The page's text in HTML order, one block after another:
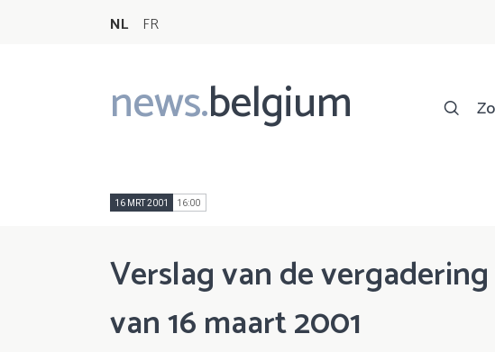
NL FR
news.belgium
Main
navigation
16 MRT 2001 16:00
Verslag van de
van 16 maart 2001